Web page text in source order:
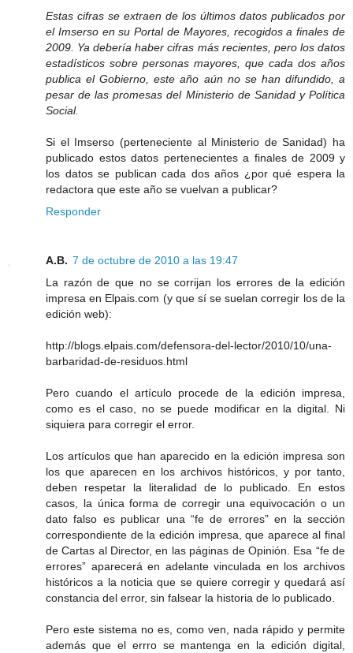
Estas cifras se extraen de los últimos datos publicados por
el Imserso en su Portal de Mayores, recogidos a finales de
2009. Ya debería haber cifras más recientes, pero los datos
estadísticos sobre personas mayores, que cada dos años
publica el Gobierno, este año aún no se han difundido, a
pesar de las promesas del Ministerio de Sanidad y Política
Social.
Si el Imserso (perteneciente al Ministerio de Sanidad) ha
publicado estos datos pertenecientes a finales de 2009 y
los datos se publican cada dos años ¿por qué espera la
redactora que este año se vuelvan a publicar?
Responder
A.B. 7 de octubre de 2010 a las 19:47
La razón de que no se corrijan los errores de la edición
impresa en Elpais.com (y que sí se suelan corregir los de la
edición web):
http://blogs.elpais.com/defensora-del-lector/2010/10/una-
barbaridad-de-residuos.html
Pero cuando el artículo procede de la edición impresa,
como es el caso, no se puede modificar en la digital. Ni
siquiera para corregir el error.
Los artículos que han aparecido en la edición impresa son
los que aparecen en los archivos históricos, y por tanto,
deben respetar la literalidad de lo publicado. En estos
casos, la única forma de corregir una equivocación o un
dato falso es publicar una “fe de errores” en la sección
correspondiente de la edición impresa, que aparece al final
de Cartas al Director, en las páginas de Opinión. Esa “fe de
errores” aparecerá en adelante vinculada en los archivos
históricos a la noticia que se quiere corregir y quedará así
constancia del error, sin falsear la historia de lo publicado.
Pero este sistema no es, como ven, nada rápido y permite
además que el errro se mantenga en la edición digital,